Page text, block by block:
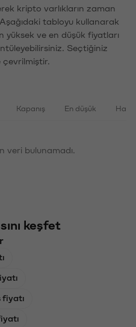
kripto varlıkların zaman
tabloyu kullanarak
yüksek ve en düşük fiyatları
Seçtiğiniz
çevrilmiştir.
Kapanış En düşük
veri bulunamadı.
keşfet
fiyatı